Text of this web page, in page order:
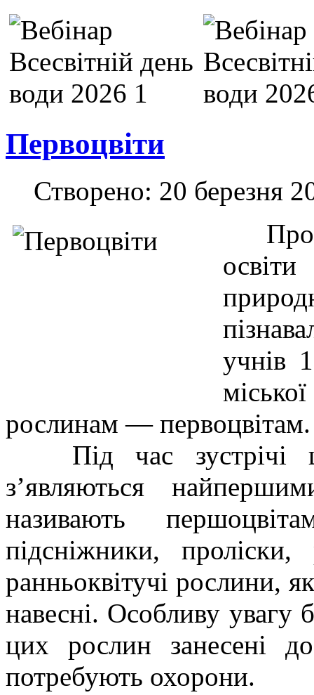
Первоцвіти
Створено: 20 березня
учнів
рослинам — первоцвітам.
Під час зустрічі
з’являються
називають
підсніжники,
ранньоквітучі рослини,
навесні. Особливу увагу
цих рослин занесені
потребують охорони.